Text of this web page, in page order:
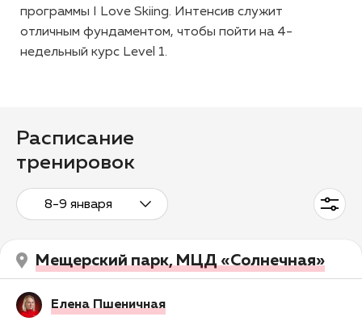
программы I Love Skiing. Интенсив служит
отличным фундаментом, чтобы пойти на 4-
недельный курс Level 1.
Расписание
тренировок
8-9 января
Мещерский парк, МЦД «Солнечная»
Елена Пшеничная